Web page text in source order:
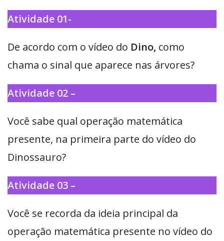
Atividade 01-
De acordo com o vídeo do Dino, como
chama o sinal que aparece nas árvores?
Atividade 02 –
Você sabe qual operação matemática
presente, na primeira parte do vídeo do
Dinossauro?
Atividade 03 –
Você se recorda da ideia principal da
operação matemática presente no vídeo do